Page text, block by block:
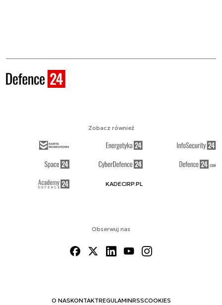
Obserwuj nas
O NASKONTAKTREGULAMINRSSCOOKIES
Zobacz również
KADECIRP.PL